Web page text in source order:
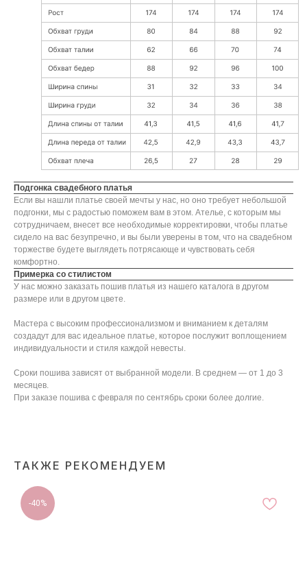
Подгонка свадебного платья
Если вы нашли платье своей мечты у нас, но оно требует небольшой
подгонки, мы с радостью поможем вам в этом. Ателье, с которым мы
сотрудничаем, внесет все необходимые корректировки, чтобы платье
сидело на вас безупречно, и вы были уверены в том, что на свадебном
торжестве будете выглядеть потрясающе и чувствовать себя
комфортно.
Примерка со стилистом
У нас можно заказать пошив платья из нашего каталога в другом
размере или в другом цвете.
Мастера с высоким профессионализмом и вниманием к деталям
создадут для вас идеальное платье, которое послужит воплощением
индивидуальности и стиля каждой невесты.
Сроки пошива зависят от выбранной модели. В среднем ― от 1 до 3
месяцев.
При заказе пошива с февраля по сентябрь сроки более долгие.
ТАКЖЕ РЕКОМЕНДУЕМ
-40%